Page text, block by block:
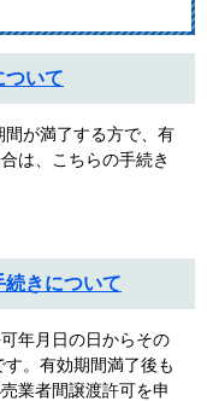
ついて
が満了する方で、有
は、こちらの手続き
きについて
年月日の日からその
。有効期間満了後も
業者間譲渡許可を申